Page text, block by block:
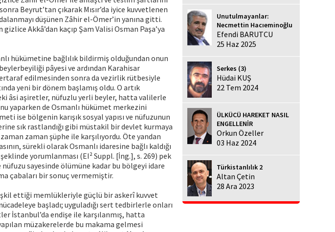
Beyrut’tan çıkarak Mısır’da iyice kuvvetlenen
düşünen Zâhir el-Ömer’in yanına gitti.
Akkâ’dan kaçıp Şam Valisi Osman Paşa’ya
hükümetine bağlılık bildirmiş olduğundan onun
pâyesi ve ardından Karahisar
edilmesinden sonra da vezirlik rütbesiyle
yeni bir dönem başlamış oldu. O artık
âsi aşiretler, nüfuzlu yerli beyler, hatta valilerle
yaparken de Osmanlı hükümet merkezini
ise bölgenin karışık sosyal yapısı ve nüfuzunun
sık rastlandığı gibi müstakil bir devlet kurmaya
zaman şüphe ile karşılıyordu. Öte yandan
sürekli olarak Osmanlı idaresine bağlı kaldığı
yorumlanması (EI² Suppl. [İng.], s. 269) pek
sayesinde ölümüne kadar bu bölgeyi idare
çabaları bir sonuç vermemiştir.
ettiği memlükleriyle güçlü bir askerî kuvvet
başladı; uyguladığı sert tedbirlerle onları
İstanbul’da endişe ile karşılanmış, hatta
müzakerelerde bu makama gelmesi
Unutulmayanlar:
Necmettin Hacıeminoğlu
Efendi BARUTCU
25 Haz 2025
Serkes (3)
Hüdai KUŞ
22 Tem 2024
ÜLKÜCÜ HAREKET NASIL
ENGELLENİR
Orkun Özeller
03 Haz 2024
Türkistanlılık 2
Altan Çetin
28 Ara 2023